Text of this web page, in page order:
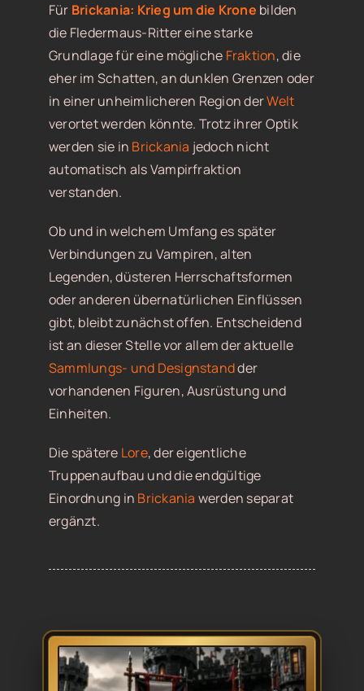
Für Brickania: Krieg um die Krone bilden
die Fledermaus-Ritter eine starke
Grundlage für eine mögliche Fraktion, die
eher im Schatten, an dunklen Grenzen oder
in einer unheimlicheren Region derWelt
verortet werden könnte. Trotz ihrer Optik
werden sie in Brickania jedoch nicht
automatisch als Vampirfraktion
verstanden.
Ob und in welchem Umfang es später
Verbindungen zu Vampiren, alten
Legenden, düsteren Herrschaftsformen
oder anderen übernatürlichen Einflüssen
gibt, bleibt zunächst offen. Entscheidend
ist an dieser Stelle vor allem der aktuelle
Sammlungs- und Designstandder
vorhandenen Figuren, Ausrüstung und
Einheiten.
Die spätere Lore, der eigentliche
Truppenaufbau und die endgültige
Einordnung in Brickania werden separat
ergänzt.